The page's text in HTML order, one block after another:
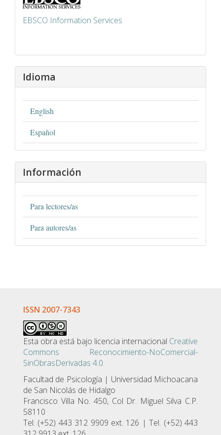
EBSCO Information Services
Idioma
English
Español
Información
Para lectores/as
Para autores/as
ISSN 2007-7343
Esta obra está bajo licencia internacional Creative
Commons Reconocimiento-NoComercial-
SinObrasDerivadas 4.0.
Facultad de Psicologí­a | Universidad Michoacana
de San Nicolás de Hidalgo
Francisco Villa No. 450, Col Dr. Miguel Silva C.P.
58110
Tel. (+52) 443 312 9909 ext. 126 | Tel. (+52) 443